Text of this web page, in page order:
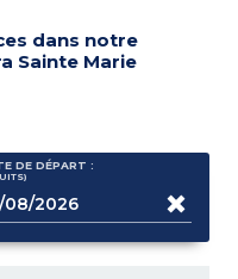
dans notre
Sainte Marie
DE DÉPART :
)